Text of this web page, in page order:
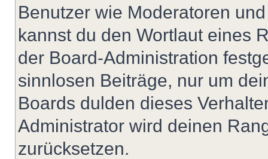
Benutzer wie Moderatoren
kannst du den Wortlaut eines
der Board-Administration
sinnlosen Beiträge, nur um
Boards dulden dieses
Administrator wird deinen
zurücksetzen.